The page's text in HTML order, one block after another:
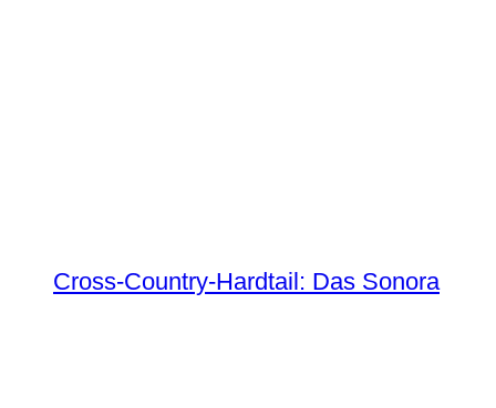
Cross-Country-Hardtail: Das Sonora